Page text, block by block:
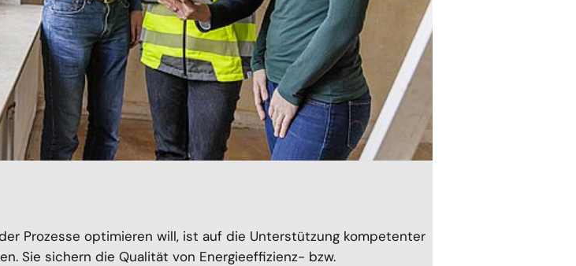
Prozesse optimieren will, ist auf die Unterstützung kompetenter
Sie sichern die Qualität von Energieeffizienz- bzw.